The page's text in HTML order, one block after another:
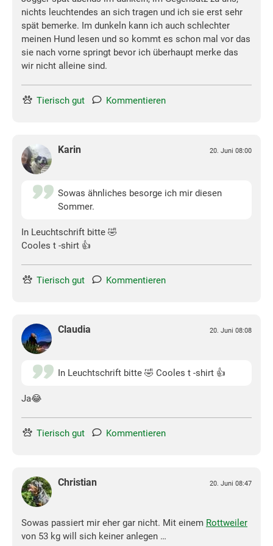
nichts leuchtendes an sich tragen und ich sie erst sehr
spät bemerke. Im dunkeln kann ich auch schlechter
meinen Hund lesen und so kommt es schon mal vor das
sie nach vorne springt bevor ich überhaupt merke das
wir nicht alleine sind.
Tierisch gut Kommentieren
Karin 20. Juni 08:00
Sowas ähnliches besorge ich mir diesen
Sommer.
In Leuchtschrift bitte 🤣
Cooles t -shirt 👍
Tierisch gut Kommentieren
Claudia 20. Juni 08:08
In Leuchtschrift bitte 🤣 Cooles t -shirt 👍
Ja😂
Tierisch gut Kommentieren
Christian 20. Juni 08:47
Sowas passiert mir eher gar nicht. Mit einem Rottweiler
von 53 kg will sich keiner anlegen …